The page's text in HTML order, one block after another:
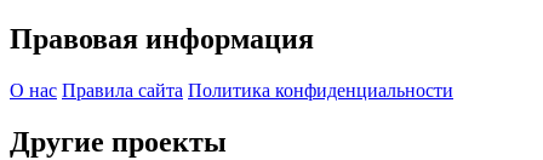
Правовая информация
О нас Правила сайта Политика конфиденциальности
Другие проекты